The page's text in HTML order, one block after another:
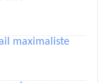
maximaliste